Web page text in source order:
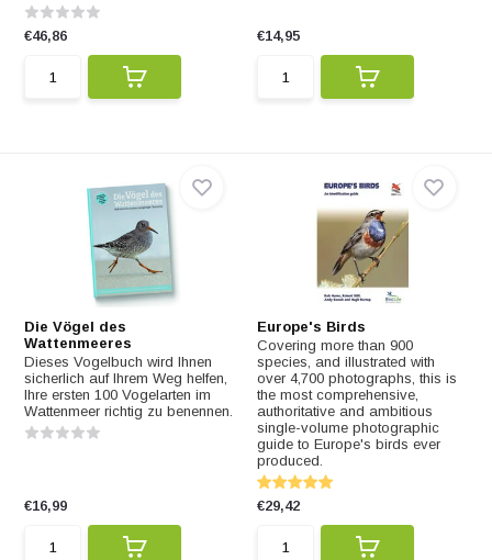
€46,86 €14,95
Die Vögel des
Wattenmeeres
Dieses Vogelbuch wird Ihnen
sicherlich auf Ihrem Weg helfen,
Ihre ersten 100 Vogelarten im
Wattenmeer richtig zu benennen.
€16,99
Europe's Birds
Covering more than 900
species, and illustrated with
over 4,700 photographs, this is
the most comprehensive,
authoritative and ambitious
single-volume photographic
guide to Europe's birds ever
produced.
€29,42